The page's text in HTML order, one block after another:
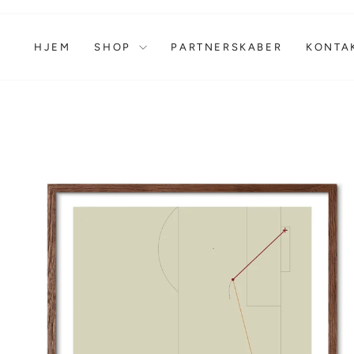
indholdHJEM SHOP PARTNERSKABER